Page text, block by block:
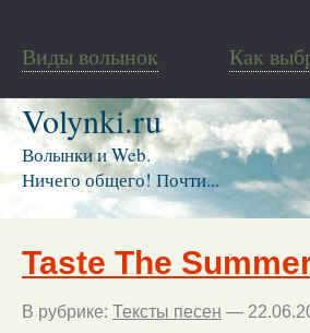
Виды волынок Как
Volynki.ru
Волынки и Web.
Ничего общего! Почти...
Taste The
В рубрике: Тексты песен —